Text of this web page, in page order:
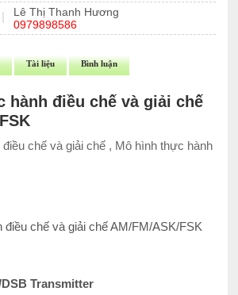
|
Lê Thị Thanh Hương
0979898586
Tài liệu Bình luận
hành điều chế và giải chế
chế và giải chế , Mô hình thực hành
điều chế và giải chế AM/FM/ASK/FSK
DSB Transmitter